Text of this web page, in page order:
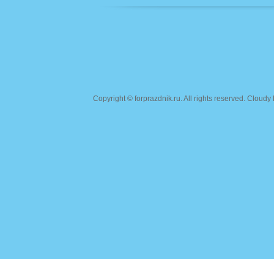
Copyright © forprazdnik.ru. All rights reserved.